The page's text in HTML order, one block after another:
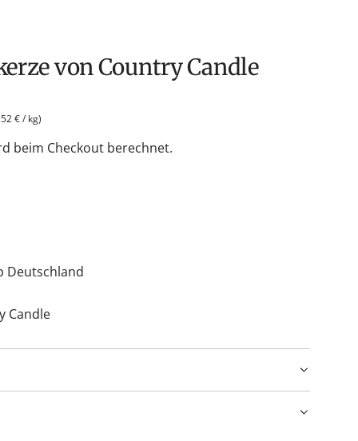
von Country Candle
€/ kg)
beim Checkout berechnet.
Deutschland
Candle